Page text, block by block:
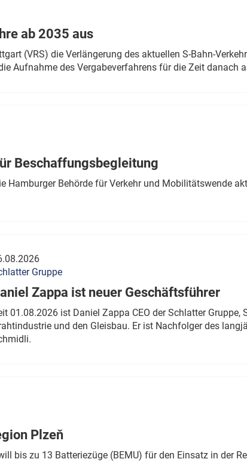
ab 2035 aus
(VRS) die Verlängerung des aktuellen S-Bahn-
Aufnahme des Vergabeverfahrens für die Zeit danach
Beschaffungsbegleitung
Hamburger Behörde für Verkehr und Mobilitätswende
Gruppe
Zappa ist neuer Geschäftsführer
01.08.2026 ist Daniel Zappa CEO der Schlatter Gruppe,
und den Gleisbau. Er ist Nachfolger des
Plzeň
bis zu 13 Batteriezüge (BEMU) für den Einsatz in der